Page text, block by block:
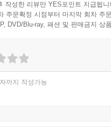
작성한 리뷰만 YES포인트 지급됩니
주문확정 시점부터 마지막 회차 주
DVD/Blu-ray, 패션 및 판매금지 상
까지 작성가능